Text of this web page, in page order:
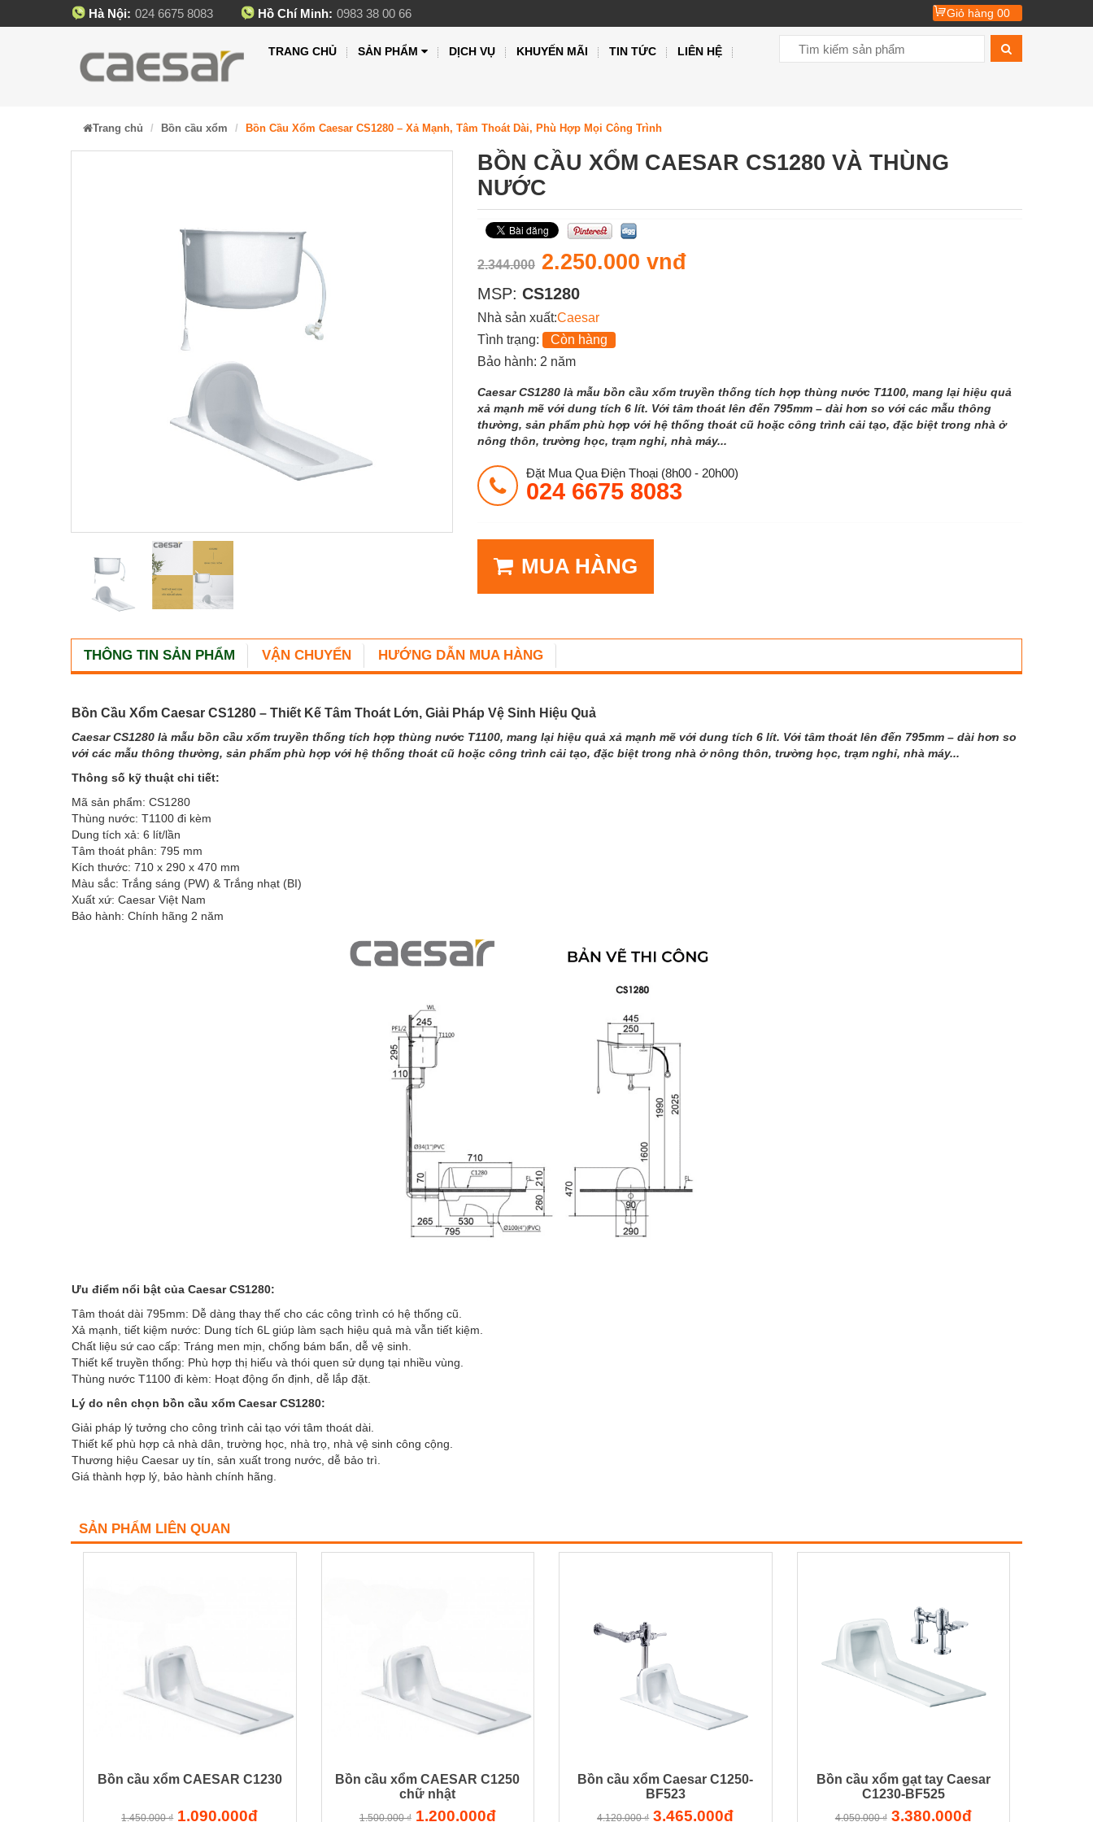
Hà Nội: 024 6675 8083 Hồ Chí Minh: 0983 38 00 66 Giỏ hàng 00
TRANG CHỦ SẢN PHẨM DỊCH VỤ KHUYẾN MÃI TIN TỨC LIÊN HỆ
Trang chủ Bồn cầu xổm Bồn Cầu Xổm Caesar CS1280 – Xả Mạnh, Tâm Thoát Dài, Phù Hợp Mọi Công Trình
BỒN CẦU XỔM CAESAR CS1280 VÀ THÙNG
NƯỚC
2.344.000 2.250.000 vnđ
MSP: CS1280
Nhà sản xuất:Caesar
Tình trạng:
Còn hàng
Bảo hành: 2 năm
Caesar CS1280 là mẫu bồn cầu xổm truyền thống tích hợp thùng nước T1100, mang lại hiệu quả
xả mạnh mẽ với dung tích 6 lít. Với tâm thoát lên đến 795mm – dài hơn so với các mẫu thông
thường, sản phẩm phù hợp với hệ thống thoát cũ hoặc công trình cải tạo, đặc biệt trong nhà ở
nông thôn, trường học, trạm nghỉ, nhà máy...
Đặt Mua Qua Điện Thoại (8h00 - 20h00)
024 6675 8083
MUA HÀNG
THÔNG TIN SẢN PHẨM VẬN CHUYỂN HƯỚNG DẪN MUA HÀNG
Bồn Cầu Xổm Caesar CS1280 – Thiết Kế Tâm Thoát Lớn, Giải Pháp Vệ Sinh Hiệu Quả
Caesar CS1280 là mẫu bồn cầu xổm truyền thống tích hợp thùng nước T1100, mang lại hiệu quả xả mạnh mẽ với dung tích 6 lít. Với tâm thoát lên đến 795mm – dài hơn so
với các mẫu thông thường, sản phẩm phù hợp với hệ thống thoát cũ hoặc công trình cải tạo, đặc biệt trong nhà ở nông thôn, trường học, trạm nghỉ, nhà máy...
Thông số kỹ thuật chi tiết:
Mã sản phẩm: CS1280
Thùng nước: T1100 đi kèm
Dung tích xả: 6 lít/lần
Tâm thoát phân: 795 mm
Kích thước: 710 x 290 x 470 mm
Màu sắc: Trắng sáng (PW) & Trắng nhạt (BI)
Xuất xứ: Caesar Việt Nam
Bảo hành: Chính hãng 2 năm
Ưu điểm nổi bật của Caesar CS1280:
Tâm thoát dài 795mm: Dễ dàng thay thế cho các công trình có hệ thống cũ.
Xả mạnh, tiết kiệm nước: Dung tích 6L giúp làm sạch hiệu quả mà vẫn tiết kiệm.
Chất liệu sứ cao cấp: Tráng men mịn, chống bám bẩn, dễ vệ sinh.
Thiết kế truyền thống: Phù hợp thị hiếu và thói quen sử dụng tại nhiều vùng.
Thùng nước T1100 đi kèm: Hoạt động ổn định, dễ lắp đặt.
Lý do nên chọn bồn cầu xổm Caesar CS1280:
Giải pháp lý tưởng cho công trình cải tạo với tâm thoát dài.
Thiết kế phù hợp cả nhà dân, trường học, nhà trọ, nhà vệ sinh công cộng.
Thương hiệu Caesar uy tín, sản xuất trong nước, dễ bảo trì.
Giá thành hợp lý, bảo hành chính hãng.
SẢN PHẨM LIÊN QUAN
Bồn cầu xổm CAESAR C1230
1.450.000 ₫ 1.090.000đ
Bồn cầu xổm CAESAR C1250
chữ nhật
1.500.000 ₫ 1.200.000đ
Bồn cầu xổm Caesar C1250-
BF523
4.120.000 ₫ 3.465.000đ
Bồn cầu xổm gạt tay Caesar
C1230-BF525
4.050.000 ₫ 3.380.000đ